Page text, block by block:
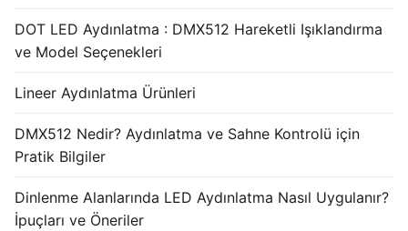
DOT LED Aydınlatma : DMX512 Hareketli Işıklandırma
ve Model Seçenekleri
Lineer Aydınlatma Ürünleri
DMX512 Nedir? Aydınlatma ve Sahne Kontrolü için
Pratik Bilgiler
Dinlenme Alanlarında LED Aydınlatma Nasıl Uygulanır?
İpuçları ve Öneriler